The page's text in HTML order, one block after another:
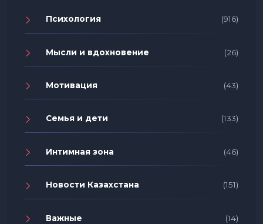
Психология (916)
Мысли и вдохновение (26)
Мотивация (43)
Семья и дети (133)
Интимная зона (46)
Новости Казахстана (151)
Важные (14)